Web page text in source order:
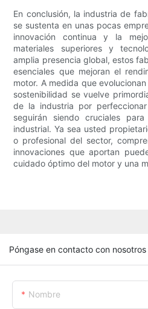
En conclusión, la industria de
se sustenta en unas pocas
innovación continua y la
materiales superiores y
amplia presencia global, estos
esenciales que mejoran el
motor. A medida que
sostenibilidad se vuelve
de la industria por
seguirán siendo cruciales
industrial. Ya sea usted
o profesional del sector,
innovaciones que aportan
cuidado óptimo del motor y una
Póngase en contacto con nosotros
Nombre